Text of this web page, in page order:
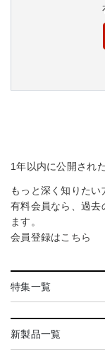
1年以内に公開され
もっと深く知りたい
有料会員なら、過去
ます。
会員登録はこちら
特集一覧
新製品一覧